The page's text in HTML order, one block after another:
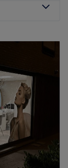
–17:00
–15:00
Gesloten
en
comfort
te laten
te voelen –